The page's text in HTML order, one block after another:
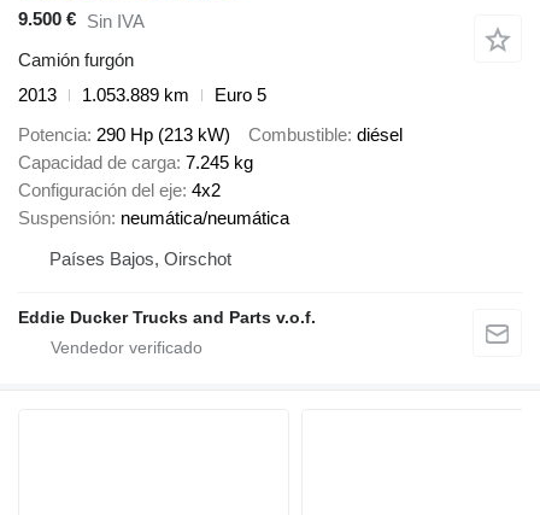
9.500 € Sin IVA
Camión furgón
2013
1.053.889 km
Euro 5
Potencia 290 Hp (213 kW) Combustible diésel
Capacidad de carga 7.245 kg
Configuración del eje 4x2
Suspensión neumática/neumática
Países Bajos, Oirschot
Eddie Ducker Trucks and Parts v.o.f.